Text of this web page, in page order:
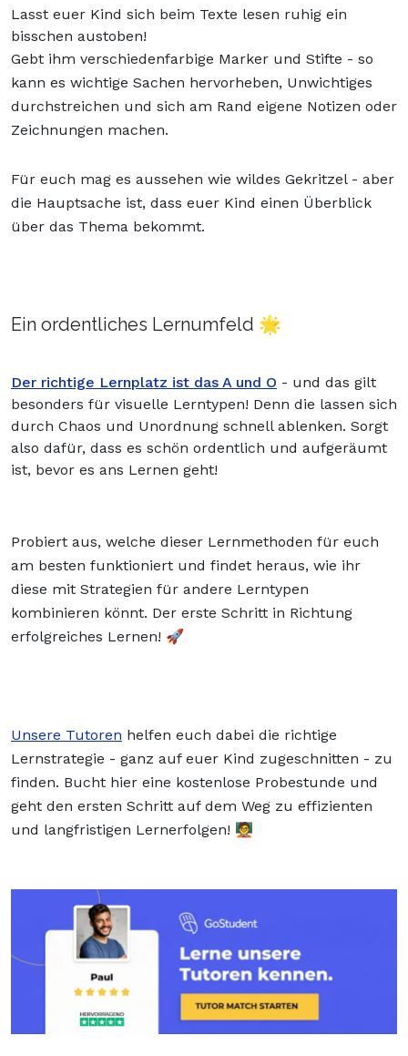
Lasst euer Kind sich beim Texte lesen ruhig ein
bisschen austoben!
Gebt ihm verschiedenfarbige Marker und Stifte - so
kann es wichtige Sachen hervorheben, Unwichtiges
durchstreichen und sich am Rand eigene Notizen oder
Zeichnungen machen.
Für euch mag es aussehen wie wildes Gekritzel - aber
die Hauptsache ist, dass euer Kind einen Überblick
über das Thema bekommt.
Ein ordentliches Lernumfeld 🌟
Der richtige Lernplatz ist das A und O - und das gilt
besonders für visuelle Lerntypen! Denn die lassen sich
durch Chaos und Unordnung schnell ablenken. Sorgt
also dafür, dass es schön ordentlich und aufgeräumt
ist, bevor es ans Lernen geht!
Probiert aus, welche dieser Lernmethoden für euch
am besten funktioniert und findet heraus, wie ihr
diese mit Strategien für andere Lerntypen
kombinieren könnt. Der erste Schritt in Richtung
erfolgreiches Lernen! 🚀
Unsere Tutoren helfen euch dabei die richtige
Lernstrategie - ganz auf euer Kind zugeschnitten - zu
finden. Bucht hier eine kostenlose Probestunde und
geht den ersten Schritt auf dem Weg zu effizienten
und langfristigen Lernerfolgen! 🧑‍🏫